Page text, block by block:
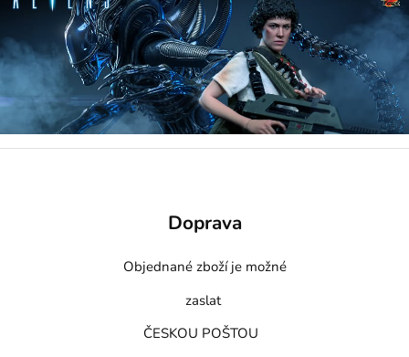
Doprava
Objednané zboží je možné
zaslat
ČESKOU POŠTOU